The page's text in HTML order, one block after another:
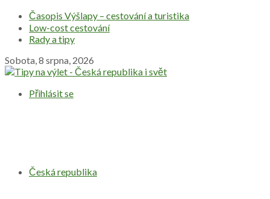
Časopis Výšlapy – cestování a turistika
Low-cost cestování
Rady a tipy
Sobota, 8 srpna, 2026
Přihlásit se
Česká republika